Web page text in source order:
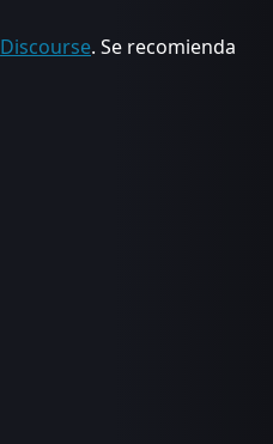
Discourse. Se recomienda